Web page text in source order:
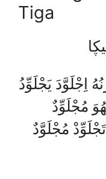
Tiga
اِجْلَوَّدَ يَجْلَوِّدُ
مُجْلَوِّدٌ
مُجْلَوَّدٌ